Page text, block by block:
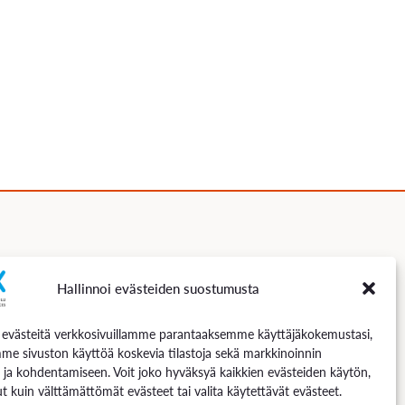
Hallinnoi evästeiden suostumusta
verkkosivuillamme parantaaksemme käyttäjäkokemustasi,
sivuston käyttöä koskevia tilastoja sekä markkinoinnin
kohdentamiseen. Voit joko hyväksyä kaikkien evästeiden käytön,
kuin välttämättömät evästeet tai valita käytettävät evästeet.